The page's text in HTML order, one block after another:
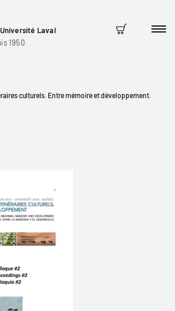
Laval
1950
Panier
culturels. Entre mémoire et développement.